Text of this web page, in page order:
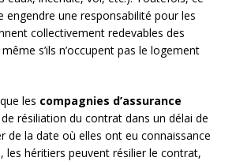
engendre une responsabilité pour les
collectivement redevables des
s’ils n’occupent pas le logement
les compagnies d’assurance
résiliation du contrat dans un délai de
de la date où elles ont eu connaissance
les héritiers peuvent résilier le contrat,